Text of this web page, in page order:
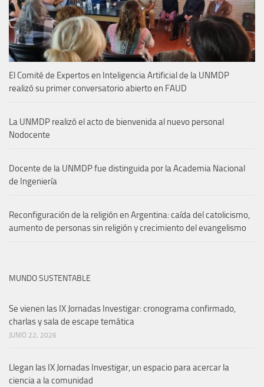
El Comité de Expertos en Inteligencia Artificial de la UNMDP
realizó su primer conversatorio abierto en FAUD
La UNMDP realizó el acto de bienvenida al nuevo personal
Nodocente
Docente de la UNMDP fue distinguida por la Academia Nacional
de Ingeniería
Reconfiguración de la religión en Argentina: caída del catolicismo,
aumento de personas sin religión y crecimiento del evangelismo
MUNDO SUSTENTABLE
Se vienen las IX Jornadas Investigar: cronograma confirmado,
charlas y sala de escape temática
JUNIO 22, 2026
Llegan las IX Jornadas Investigar, un espacio para acercar la
ciencia a la comunidad